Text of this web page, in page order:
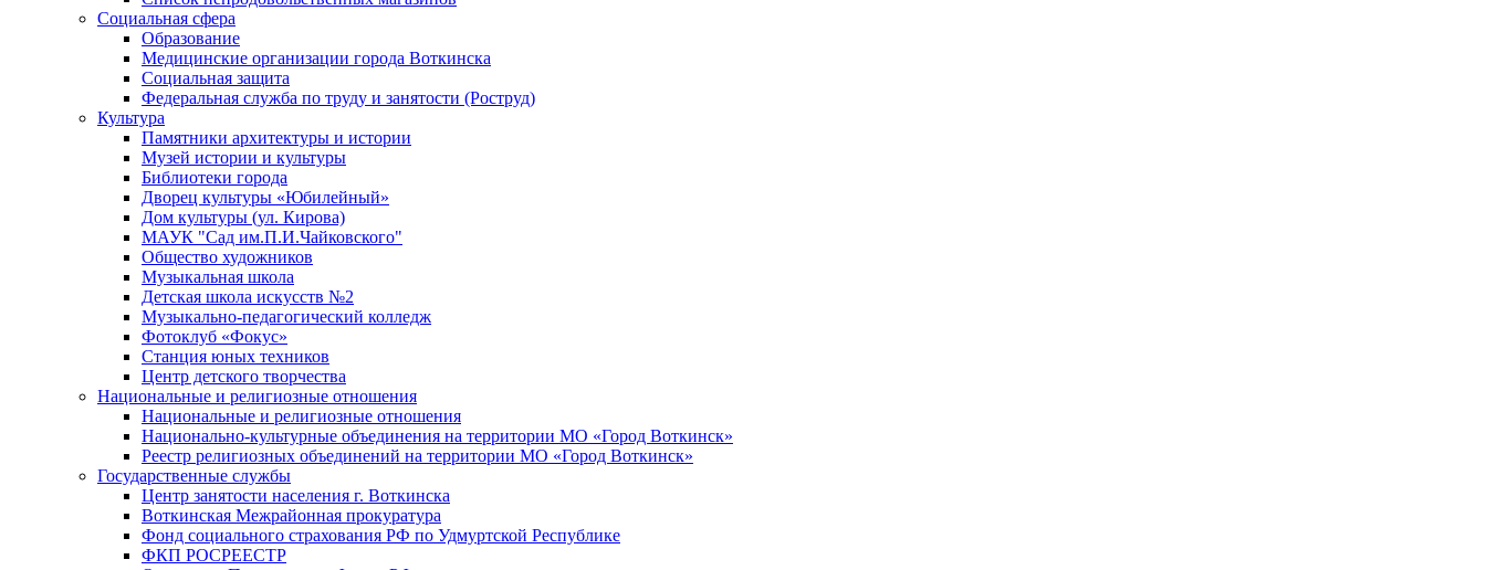
Социальная сфера
Образование
Медицинские организации города Воткинска
Социальная защита
Федеральная служба по труду и занятости (Роструд)
Культура
Памятники архитектуры и истории
Музей истории и культуры
Библиотеки города
Дворец культуры «Юбилейный»
Дом культуры (ул. Кирова)
МАУК "Сад им.П.И.Чайковского"
Общество художников
Музыкальная школа
Детская школа искусств №2
Музыкально-педагогический колледж
Фотоклуб «Фокус»
Станция юных техников
Центр детского творчества
Национальные и религиозные отношения
Национальные и религиозные отношения
Национально-культурные объединения на территории МО «Город Воткинск»
Реестр религиозных объединений на территории МО «Город Воткинск»
Государственные службы
Центр занятости населения г. Воткинска
Воткинская Межрайонная прокуратура
Фонд социального страхования РФ по Удмуртской Республике
ФКП РОСРЕЕСТР